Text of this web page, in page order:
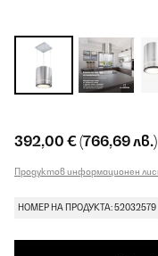
392,00 €(766,69 лв.)
Продуктов информационен
НОМЕР НА ПРОДУКТА: 52032579